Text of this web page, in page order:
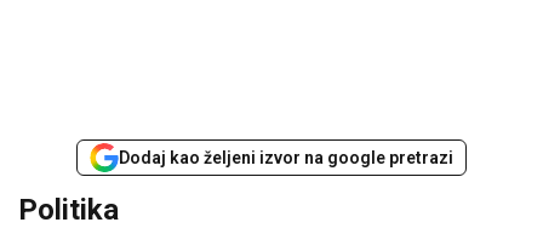
Dodaj kao željeni izvor na google pretrazi
Politika